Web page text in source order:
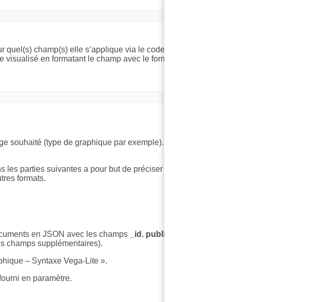
champ(s) elle s’applique via le code à 4 caractères attribué par
en formatant le champ avec le format « Autre – Format Json et
souhaité (type de graphique par exemple). Dans certains cas, il est possible
parties suivantes a pour but de préciser la ou les routines utilisables pour
formats.
en JSON avec les champs _id , publicationDate
champs supplémentaires).
– Syntaxe Vega-Lite ».
en paramètre.